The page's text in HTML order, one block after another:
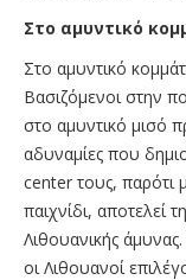
Στο αμυντικό
Στο αμυντικό
Βασιζόμενοι στην
στο αμυντικό μισό
αδυναμίες που
center τους, παρότι
παιχνίδι, αποτελεί
Λιθουανικής
οι Λιθουανοί